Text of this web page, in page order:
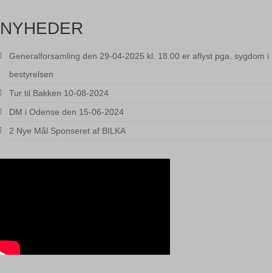
NYHEDER
Generalforsamling den 29-04-2025 kl. 18.00 er aflyst pga. sygdom i
bestyrelsen
Tur til Bakken 10-08-2024
DM i Odense den 15-06-2024
2 Nye Mål Sponseret af BILKA